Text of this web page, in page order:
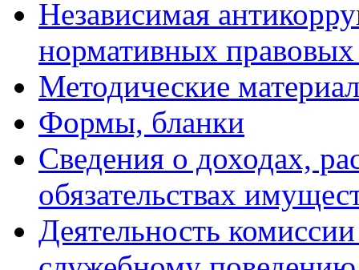
Независимая
нормативных правовых
Методические
Формы, бланки
Сведения о доходах,
обязательствах
Деятельность